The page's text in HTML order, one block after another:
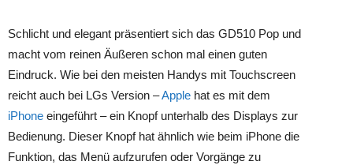
Schlicht und elegant präsentiert sich das GD510 Pop und
macht vom reinen Äußeren schon mal einen guten
Eindruck. Wie bei den meisten Handys mit Touchscreen
reicht auch bei LGs Version –Apple hat es mit dem
iPhone eingeführt – ein Knopf unterhalb des Displays zur
Bedienung. Dieser Knopf hat ähnlich wie beim iPhone die
Funktion, das Menü aufzurufen oder Vorgänge zu